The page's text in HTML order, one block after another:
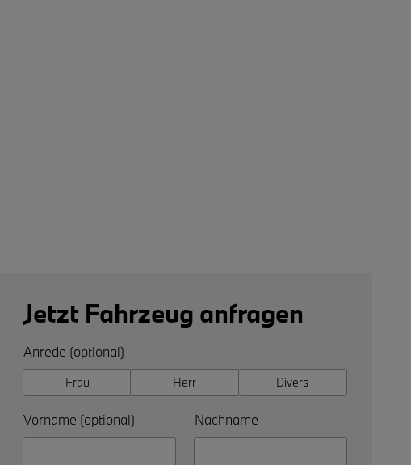
Jetzt Fahrzeug anfragen
Anrede (optional)
Frau Herr Divers
Vorname (optional) Nachname